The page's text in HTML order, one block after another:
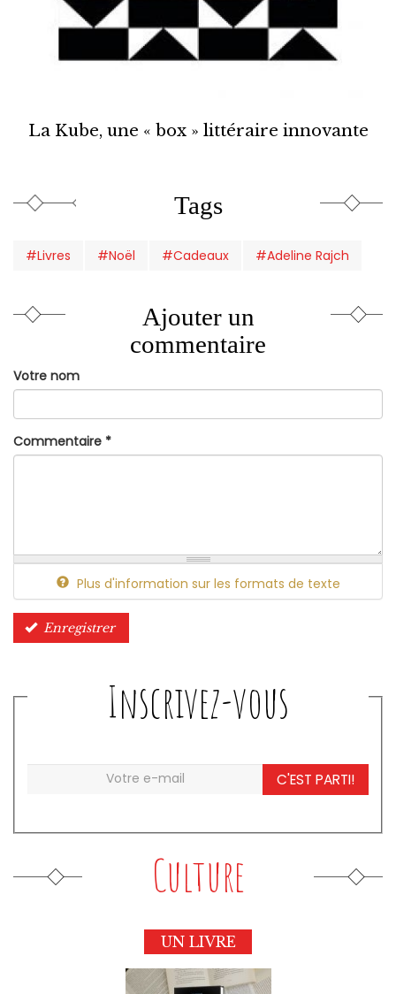
La Kube, une « box » littéraire innovante
Tags
#Livres #Noël #Cadeaux #Adeline Rajch
Ajouter un
commentaire
Votre nom
Commentaire *
Plus d'information sur les formats de texte
Enregistrer
Inscrivez-vous
C'EST PARTI!
Culture
UN LIVRE